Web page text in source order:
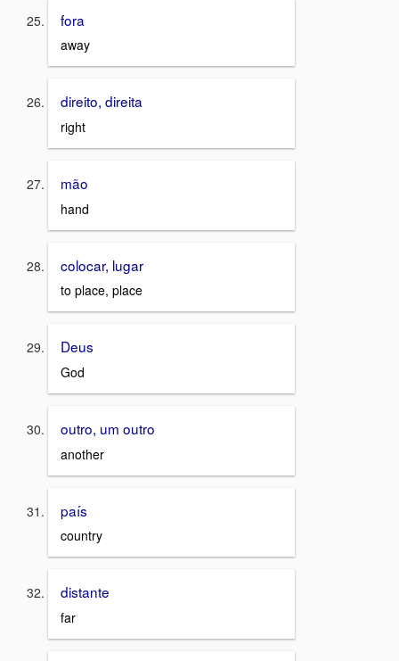
fora
away
direito, direita
right
mão
hand
colocar, lugar
to place, place
Deus
God
outro, um outro
another
país
country
distante
far